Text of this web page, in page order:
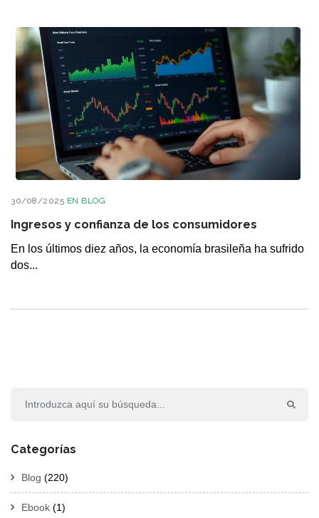
30/08/2025 EN BLOG
Ingresos y confianza de los consumidores
En los últimos diez años, la economía brasileña ha sufrido
dos...
Categorías
Blog (220)
Ebook (1)